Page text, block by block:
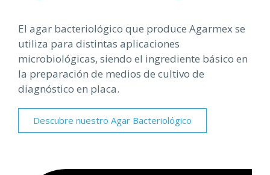
El agar bacteriológico que produce Agarmex se
utiliza para distintas aplicaciones
microbiológicas, siendo el ingrediente básico en
la preparación de medios de cultivo de
diagnóstico en placa.
Descubre nuestro Agar Bacteriológico